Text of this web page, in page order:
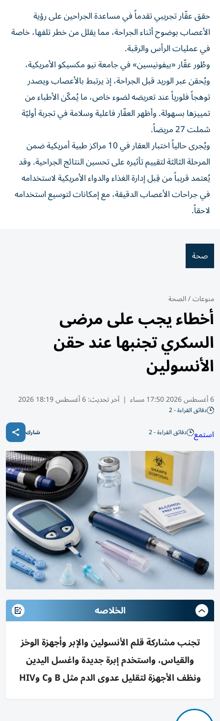
حقق عقّار تجريبي تقدماً في مساعدة الجراحين على رؤية
الأعصاب بوضوح أثناء الجراحة، مما يقلل من خطر تلفها، خاصة
في عمليات الرأس والرقبة.
وطُور عقّار «بيفونيسين» في جامعة نيو مكسيكو الأمريكية،
ويُحقن عبر الوريد قبل الجراحة، إذ يرتبط بالأعصاب ويصدر
توهجاً فلورياً عند تعريضه لضوء خاص، ما يُمكّن الأطباء من
تمييزها بسهولة. وأظهر العقّار فاعلية وسلامة في تجربة أوليّة
شملت 27 مريضاً.
ويُجرى حالياً اختبار العقار في 10 مراكز طبية أمريكية ضمن
المرحلة الثالثة لتقييم تأثيره على تحسين النتائج الجراحية. وقد
يُعتمد قريباً من قِبل إدارة الغذاء والدواء الأمريكية لاستخدامه
في جراحات الأعصاب الدقيقة، مع إمكانات لتوسيع استخدامه
لاحقاً.
صحة
منوعات/الصحة
أخطاء يجب على مرضى
السكري تجنبها عند حقن
الأنسولين
6 أغسطس 2026 17:50 مساء | آخر تحديث:6 أغسطس 18:19 2026
دقائق القراءة - 2
استمع دقائق القراءة - 2 شارك
الخلاصه
تجنب مشاركة قلم الأنسولين والإبر وأجهزة الوخز
والقياس، واستخدم إبرة جديدة واغسل اليدين
ونظف الأجهزة لتقليل عدوى الدم مثل B وC وHIV